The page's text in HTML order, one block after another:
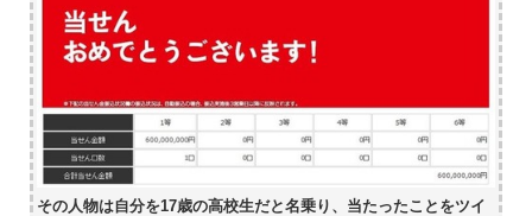
その人物は自分を17歳の高校生だと名乗り、当たったことをツイ